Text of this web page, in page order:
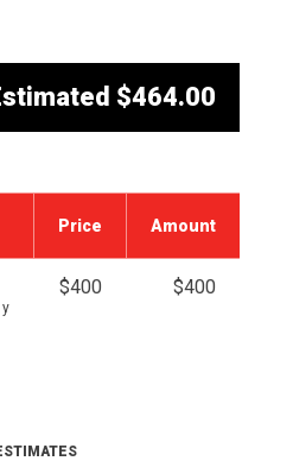
$464.00
Price
$400
Amount
$400